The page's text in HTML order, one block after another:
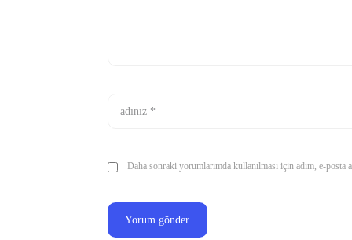
Daha sonraki yorumlarımda kullanılması için adım, e-posta